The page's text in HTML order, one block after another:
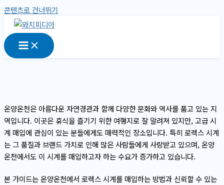
콘텐츠로 건너뛰기
온양온천은 아름다운 자연경관과 함께 다양한 문화와 역사를 품고 있는 지
역입니다. 이곳은 휴식을 즐기기 위한 여행지로 잘 알려져 있지만, 고급 시
계 매입에 관심이 있는 분들에게도 매력적인 장소입니다. 특히 로렉스 시계
는 그 품질과 브랜드 가치로 인해 많은 사람들에게 사랑받고 있으며, 온양
온천에서도 이 시계를 매입하고자 하는 수요가 증가하고 있습니다.
본 가이드는 온양온천에서 로렉스 시계를 매입하는 방법과 신뢰할 수 있는